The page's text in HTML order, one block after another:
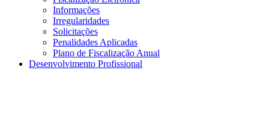
Informações
Irregularidades
Solicitações
Penalidades Aplicadas
Plano de Fiscalização Anual
Desenvolvimento Profissional